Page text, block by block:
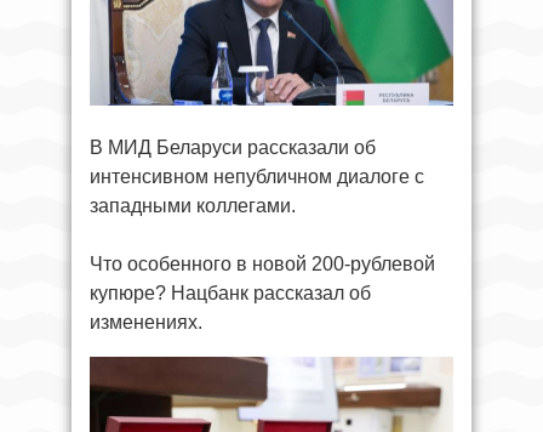
В МИД Беларуси рассказали об
интенсивном непубличном диалоге с
западными коллегами.
Что особенного в новой 200-рублевой
купюре? Нацбанк рассказал об
изменениях.